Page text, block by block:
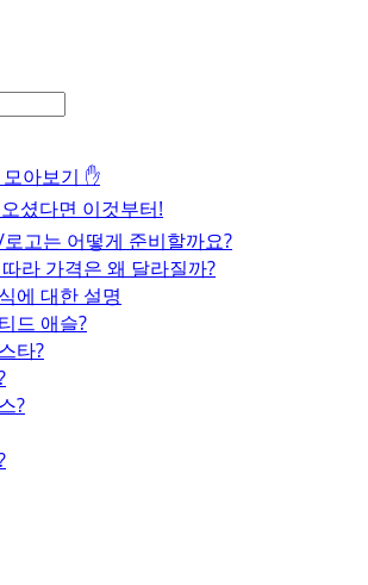
아보기 ✋
셨다면 이것부터!
고는 어떻게 준비할까요?
라 가격은 왜 달라질까?
에 대한 설명
드 애슬?
타?
?